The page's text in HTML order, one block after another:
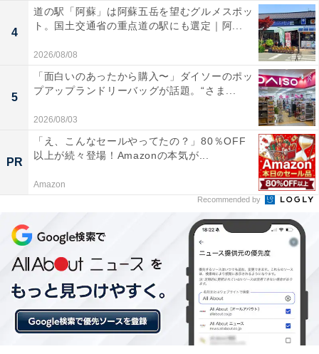
4
道の駅「阿蘇」は阿蘇五岳を望むグルメスポッ
ト。国土交通省の重点道の駅にも選定｜阿...
2026/08/08
5
「面白いのあったから購入〜」ダイソーのポッ
プアップランドリーバッグが話題。“さま...
2026/08/03
PR
「え、こんなセールやってたの？」80％OFF
以上が続々登場！Amazonの本気が...
Amazon
Recommended by